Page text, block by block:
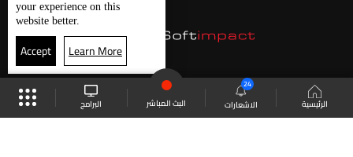
الرئيسية الاشعارات
24
البث المباشر البرامج
your experience on this
website better.
Accept Learn More
موقع البرامج الجدول البث المباشر